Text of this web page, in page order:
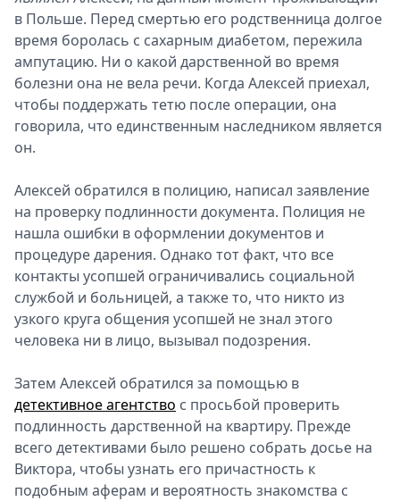
в Польше. Перед смертью его родственница долгое
время боролась с сахарным диабетом, пережила
ампутацию. Ни о какой дарственной во время
болезни она не вела речи. Когда Алексей приехал,
чтобы поддержать тетю после операции, она
говорила, что единственным наследником является
он.
Алексей обратился в полицию, написал заявление
на проверку подлинности документа. Полиция не
нашла ошибки в оформлении документов и
процедуре дарения. Однако тот факт, что все
контакты усопшей ограничивались социальной
службой и больницей, а также то, что никто из
узкого круга общения усопшей не знал этого
человека ни в лицо, вызывал подозрения.
Затем Алексей обратился за помощью в
детективное агентство с просьбой проверить
подлинность дарственной на квартиру. Прежде
всего детективами было решено собрать досье на
Виктора, чтобы узнать его причастность к
подобным аферам и вероятность знакомства с